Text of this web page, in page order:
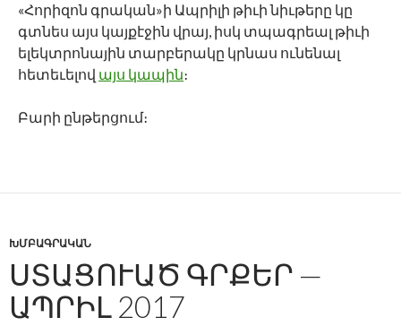
«Հորիզոն գրական»ի Ապրիլի թիւի նիւթերը կը
գտնես այս կայքէջին վրայ, իսկ տպագրեալ թիւի
ելեկտրոնային տարբերակը կրնաս ունենալ
հետեւելով այս կապին։
Բարի ընթերցում։
ԽՄԲԱԳՐԱԿԱՆ
ՍՏԱՑՈՒԱԾ ԳՐՔԵՐ —
ԱՊՐԻԼ 2017